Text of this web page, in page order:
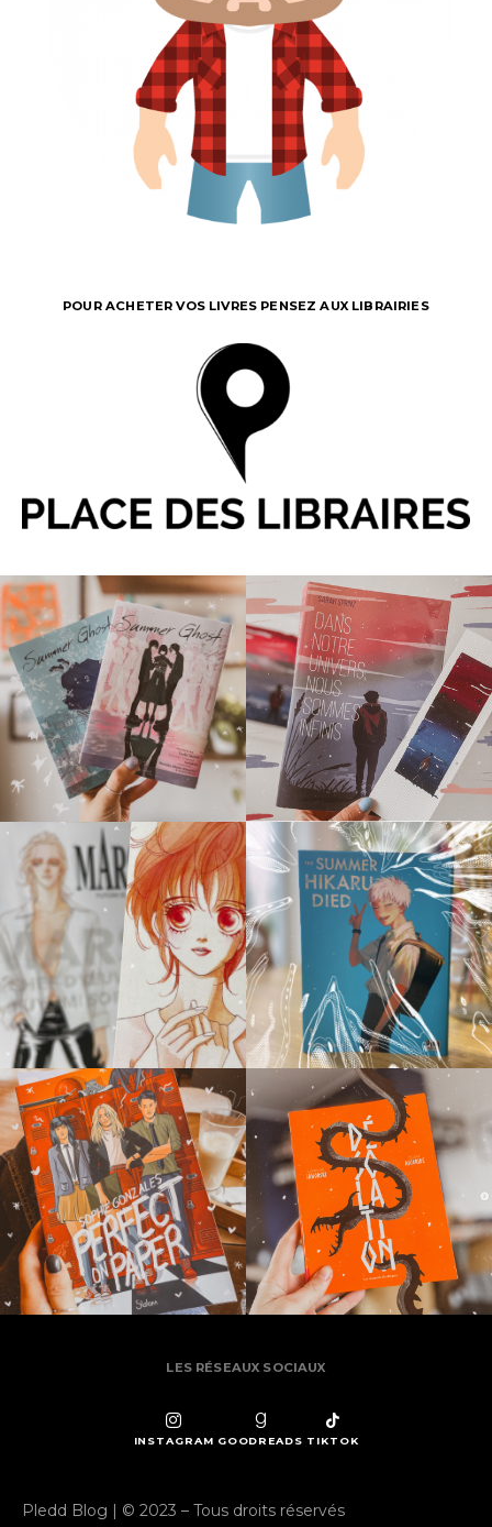
POUR ACHETER VOS LIVRES PENSEZ AUX LIBRAIRIES
LES RÉSEAUX SOCIAUX
INSTAGRAM GOODREADS TIKTOK
Pledd Blog | © 2023 – Tous droits réservés